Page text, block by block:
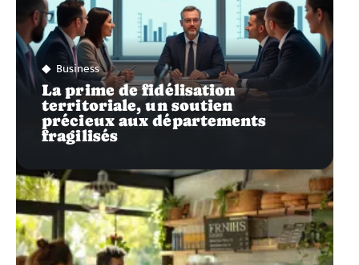
Business
La prime de fidélisation
territoriale, un soutien
précieux aux départements
fragilisés